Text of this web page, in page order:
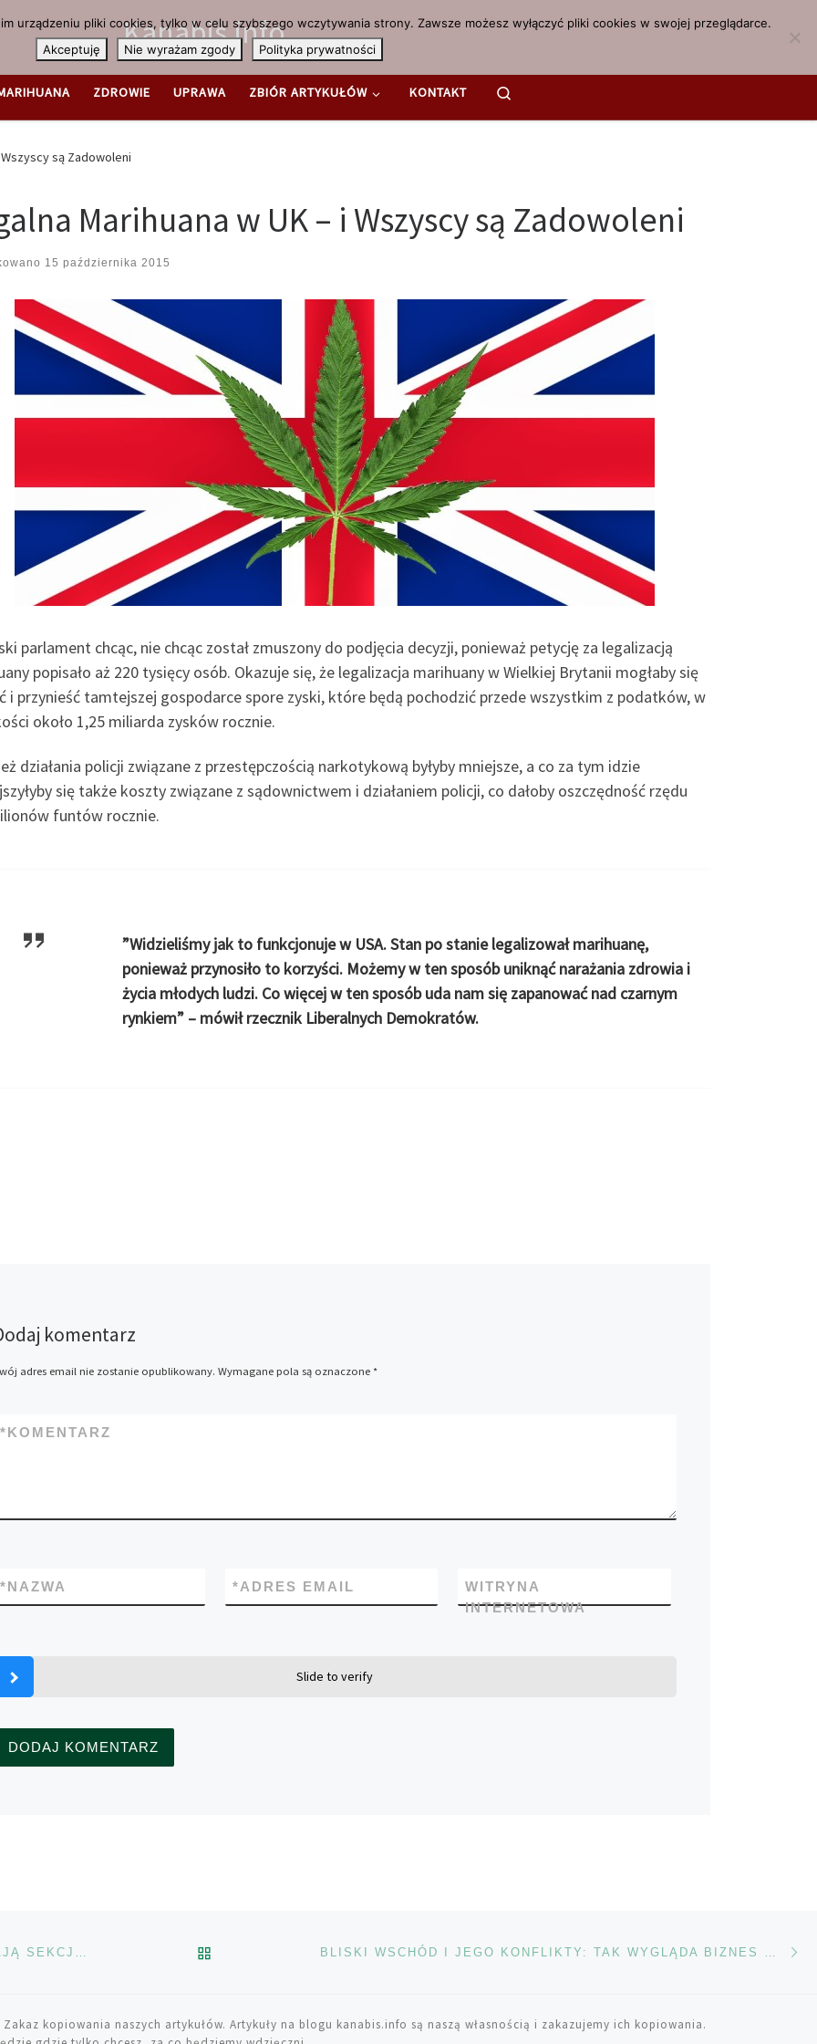
Kanabis.info
ZDROWIE UPRAWA ZBIÓR ARTYKUŁÓW KONTAKT
są Zadowoleni
Marihuana w UK – i Wszyscy są Zadowoleni
15 października 2015
parlament chcąc, nie chcąc został zmuszony do podjęcia decyzji, ponieważ petycję za legalizacją
popisało aż 220 tysięcy osób. Okazuje się, że legalizacja marihuany w Wielkiej Brytanii mogłaby się
i przynieść tamtejszej gospodarce spore zyski, które będą pochodzić przede wszystkim z podatków, w
około 1,25 miliarda zysków rocznie.
działania policji związane z przestępczością narkotykową byłyby mniejsze, a co za tym idzie
się także koszty związane z sądownictwem i działaniem policji, co dałoby oszczędność rzędu
funtów rocznie.
”Widzieliśmy jak to funkcjonuje w USA. Stan po stanie legalizował marihuanę,
ponieważ przynosiło to korzyści. Możemy w ten sposób uniknąć narażania zdrowia i
życia młodych ludzi. Co więcej w ten sposób uda nam się zapanować nad czarnym
rynkiem” – mówił rzecznik Liberalnych Demokratów.
komentarz
adres email nie zostanie opublikowany. Wymagane pola są oznaczone *
KOMENTARZ
*
NAZWA
* ADRES EMAIL
*
WITRYNA
INTERNETOWA
Slide to verify
POWRÓT DO LISTY POSTÓW
kopiowania naszych artykułów. Artykuły na blogu kanabis.info są naszą własnością i zakazujemy ich kopiowania.
urządzeniu pliki cookies, tylko w celu szybszego wczytywania strony. Zawsze możesz wyłączyć pliki cookies w swojej przeglądarce.
Akceptuję
Nie wyrażam zgody Polityka prywatności